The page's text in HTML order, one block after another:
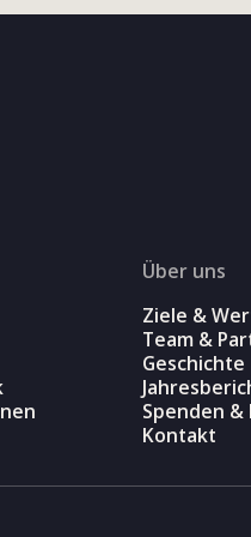
Über uns
Ziele &
Team &
Geschichte
Spenden
Kontakt